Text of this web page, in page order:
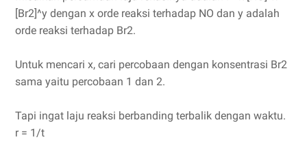
[Br2]^y dengan x orde reaksi terhadap NO dan y adalah
orde reaksi terhadap Br2.
Untuk mencari x, cari percobaan dengan konsentrasi Br2
sama yaitu percobaan 1 dan 2.
Tapi ingat laju reaksi berbanding terbalik dengan waktu.
r = 1/t